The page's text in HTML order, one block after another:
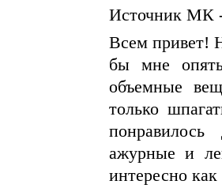
Источник МК
Всем привет!
бы мне
объемные
только
ажурные и
интересно как